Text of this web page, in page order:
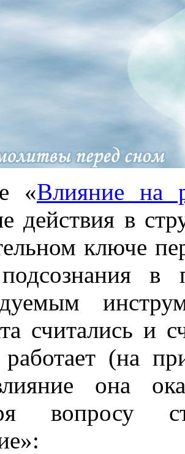
«Влияние на
действия в
ключе
в
считались и
(на
она
вопросу